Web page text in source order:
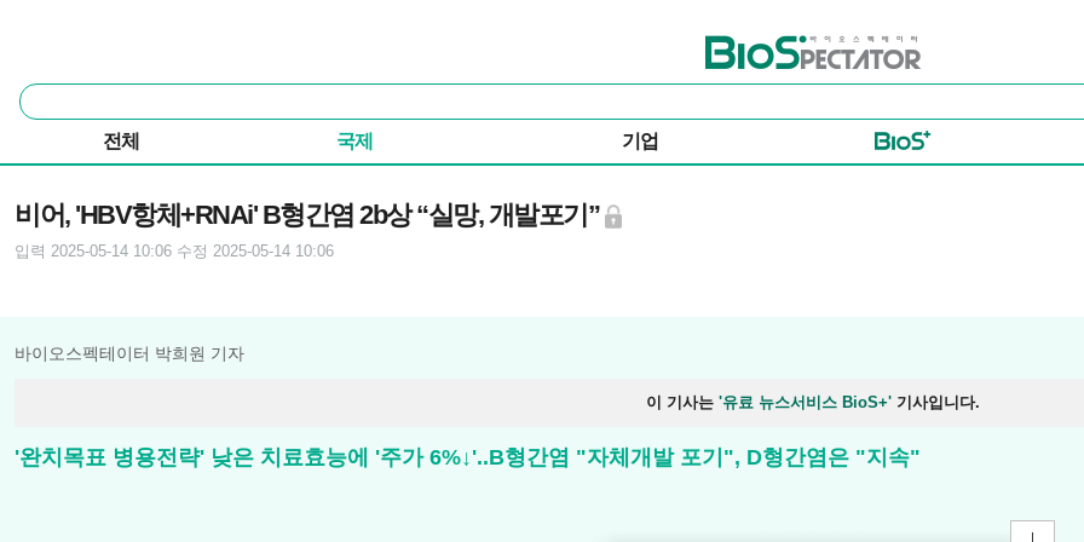
바이오스펙테이터
통
합
색
전체 국제 기업
비어, 'HBV항체+RNAi' B형간염 2b상 “실망, 개발포기”
입력 2025-05-14 10:06 수정 2025-05-14 10:06
바이오스펙테이터 박희원 기자
이 기사는 '유료 뉴스서비스 BioS+' 기사입니다.
'완치목표 병용전략' 낮은 치료효능에 '주가 6%↓'..B형간염 "자체개발 포기", D형간염은 "지속"